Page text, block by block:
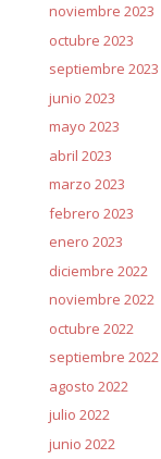
noviembre 2023
octubre 2023
septiembre 2023
junio 2023
mayo 2023
abril 2023
marzo 2023
febrero 2023
enero 2023
diciembre 2022
noviembre 2022
octubre 2022
septiembre 2022
agosto 2022
julio 2022
junio 2022